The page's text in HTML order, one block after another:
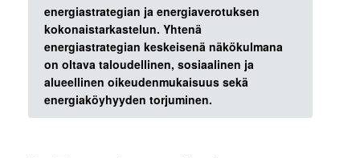
energiastrategian ja energiaverotuksen
kokonaistarkastelun. Yhtenä
energiastrategian keskeisenä näkökulmana
on oltava taloudellinen, sosiaalinen ja
alueellinen oikeudenmukaisuus sekä
energiaköyhyyden torjuminen.